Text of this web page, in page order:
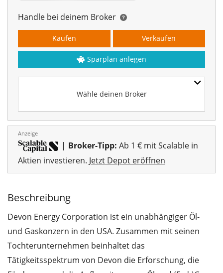
Handle bei deinem Broker
Wähle deinen Broker
Kaufen Verkaufen
Sparplan anlegen
Anzeige
| Broker-Tipp: Ab 1 € mit Scalable in
Aktien investieren. Jetzt Depot eröffnen
Beschreibung
Devon Energy Corporation ist ein unabhängiger Öl-
und Gaskonzern in den USA. Zusammen mit seinen
Tochterunternehmen beinhaltet das
Tätigkeitsspektrum von Devon die Erforschung, die